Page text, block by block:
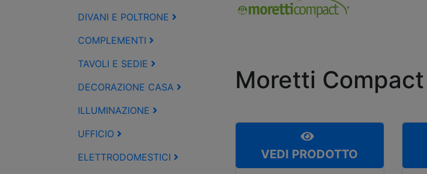
Moretti Compact
VEDI PRODOTTO
DIVANI E POLTRONE
COMPLEMENTI
TAVOLI E SEDIE
DECORAZIONE CASA
ILLUMINAZIONE
UFFICIO
ELETTRODOMESTICI